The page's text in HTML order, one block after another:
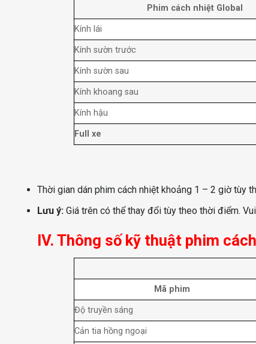
Phim cách nhiệt Global
Kính lái
Kính sườn trước
Kính sườn sau
Kính khoang sau
Kính hậu
Full xe
Thời gian dán phim cách nhiệt khoảng 1 – 2 giờ tùy
Lưu ý: Giá trên có thể thay đổi tùy theo thời điểm.
IV. Thông số kỹ thuật phim
Mã phim
Độ truyền sáng
Cản tia hồng ngoại